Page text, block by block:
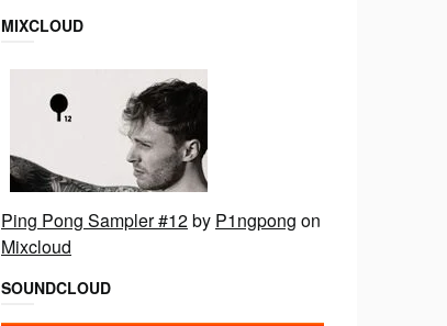
MIXCLOUD
Ping Pong Sampler #12by P1ngpong on
Mixcloud
SOUNDCLOUD